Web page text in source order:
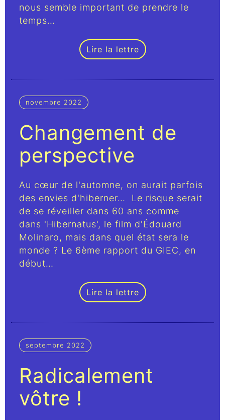
nous semble important de prendre le
temps…
Lire la lettre
novembre 2022
Changement de
perspective
Au cœur de l'automne, on aurait parfois
des envies d'hiberner… Le risque serait
de se réveiller dans 60 ans comme
dans 'Hibernatus', le film d'Édouard
Molinaro, mais dans quel état sera le
monde ? Le 6ème rapport du GIEC, en
début…
Lire la lettre
septembre 2022
Radicalement
vôtre !